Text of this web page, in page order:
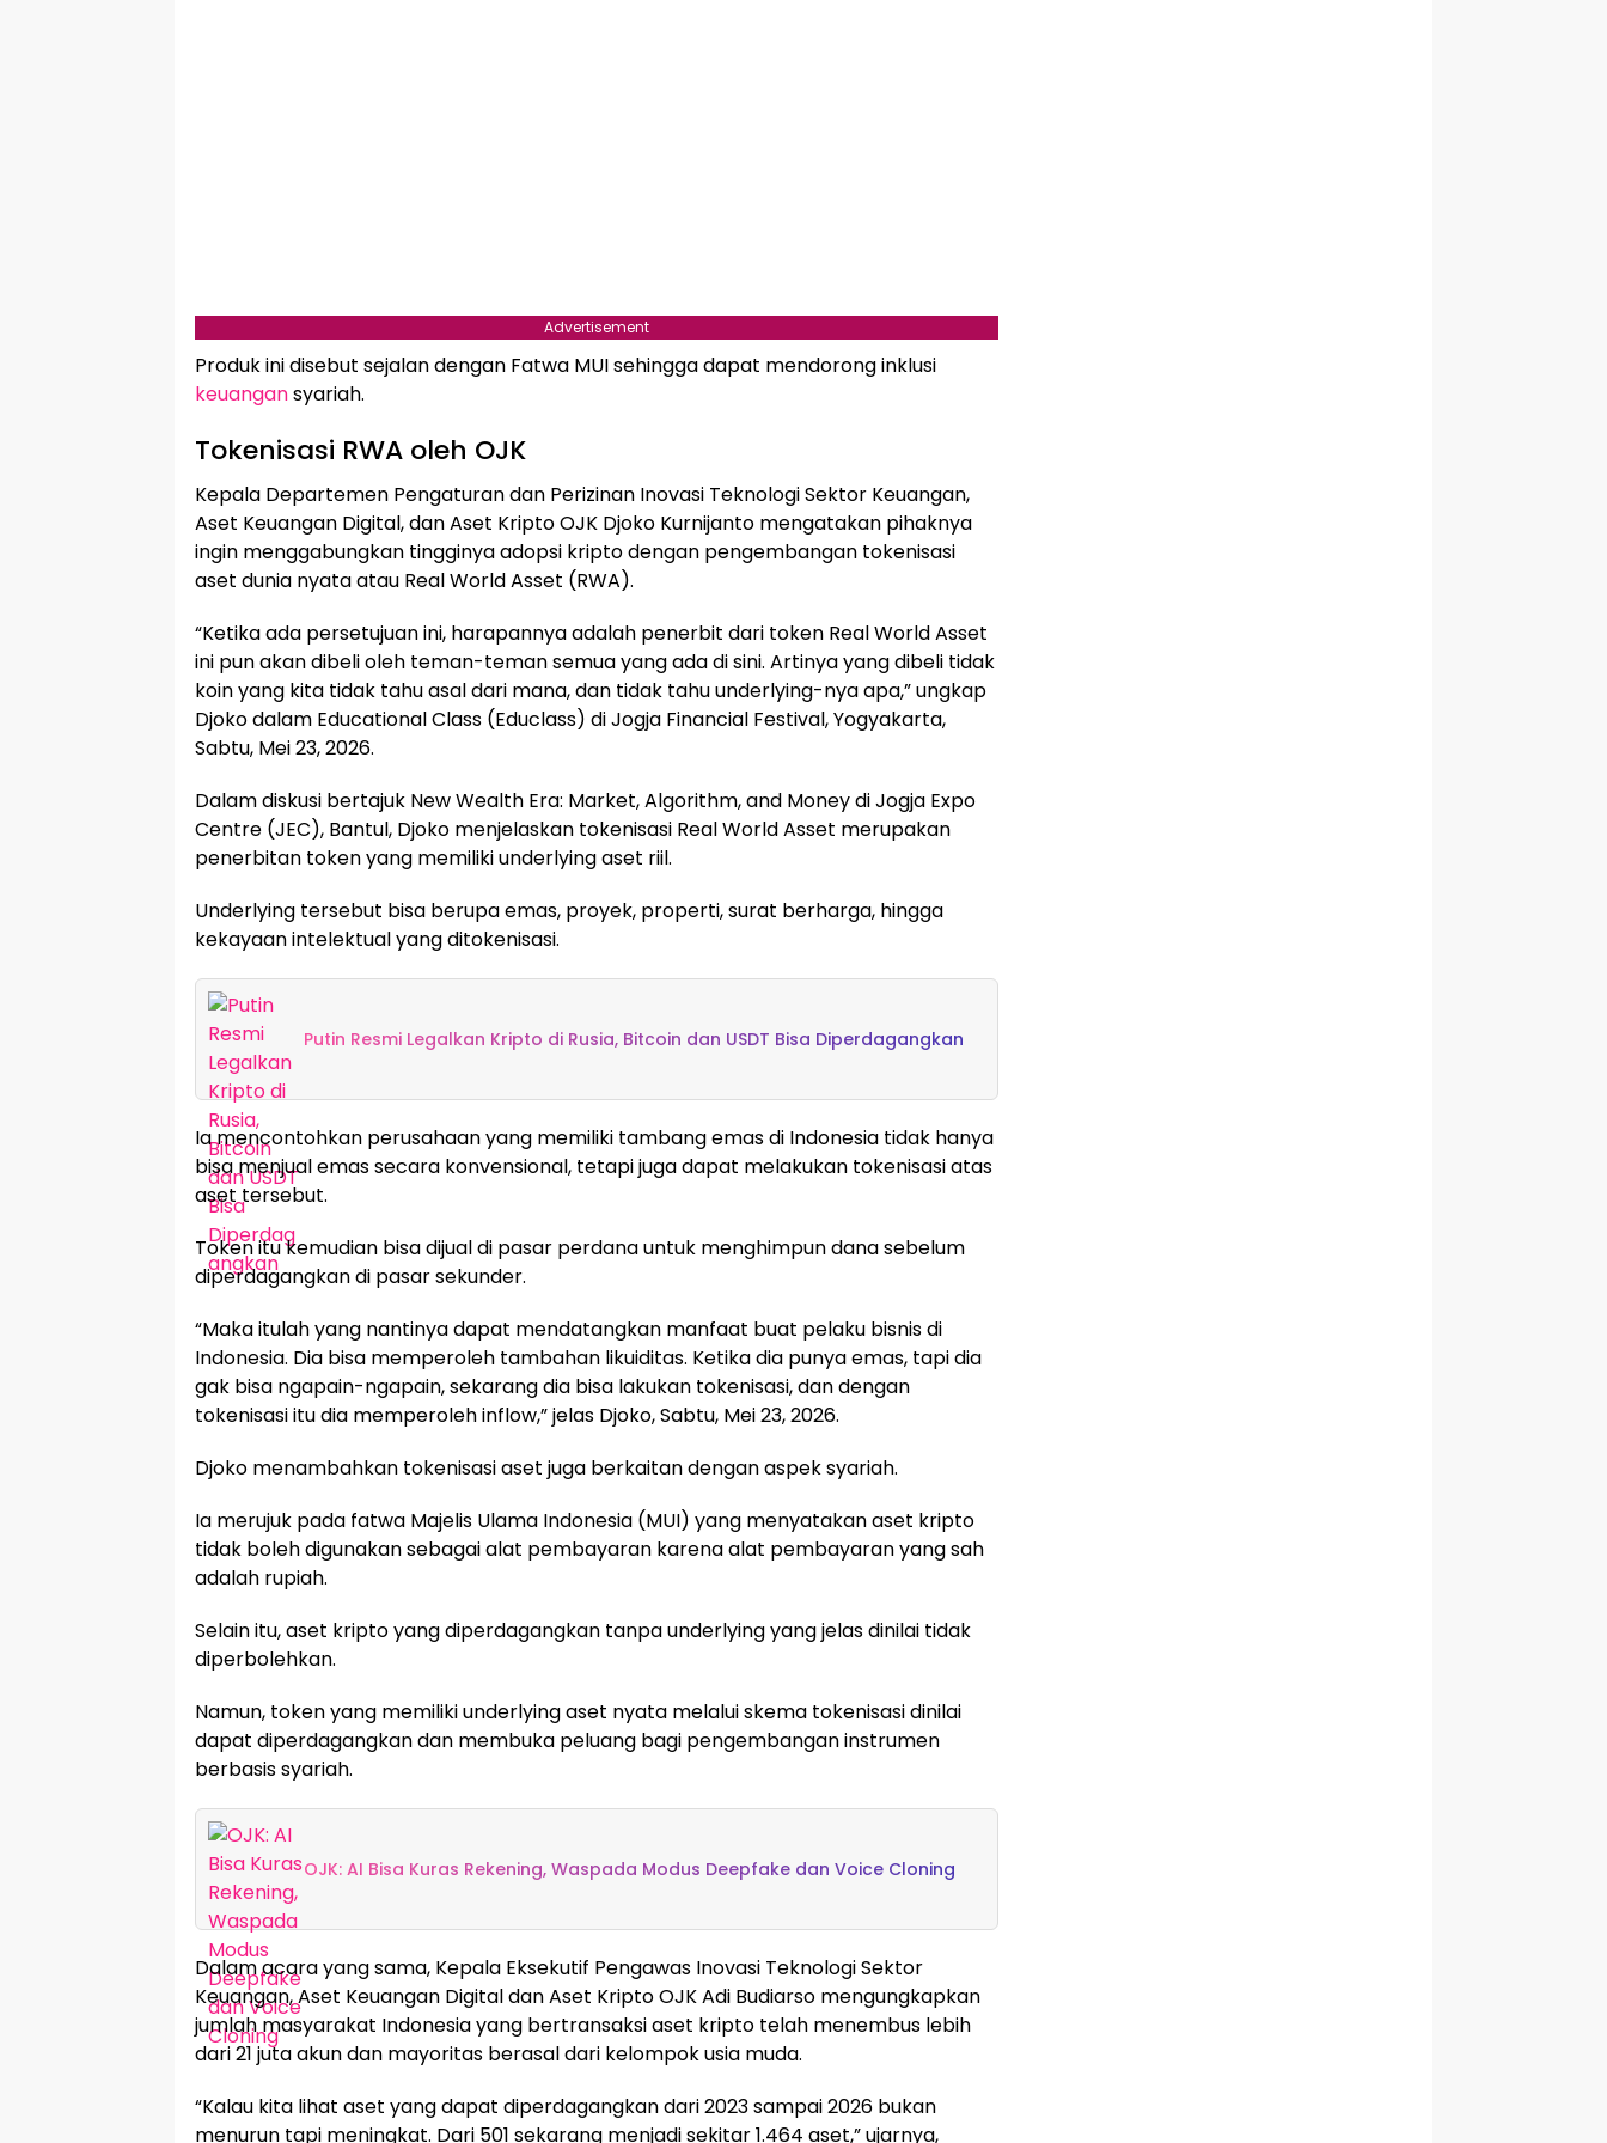
Advertisement
Produk ini disebut sejalan dengan Fatwa MUI sehingga dapat mendorong inklusi
keuangansyariah.
Tokenisasi RWA oleh OJK
Kepala Departemen Pengaturan dan Perizinan Inovasi Teknologi Sektor Keuangan,
Aset Keuangan Digital, dan Aset Kripto OJK Djoko Kurnijanto mengatakan pihaknya
ingin menggabungkan tingginya adopsi kripto dengan pengembangan tokenisasi
aset dunia nyata atau Real World Asset (RWA).
“Ketika ada persetujuan ini, harapannya adalah penerbit dari token Real World Asset
ini pun akan dibeli oleh teman-teman semua yang ada di sini. Artinya yang dibeli tidak
koin yang kita tidak tahu asal dari mana, dan tidak tahu underlying-nya apa,” ungkap
Djoko dalam Educational Class (Educlass) di Jogja Financial Festival, Yogyakarta,
Sabtu, Mei 23, 2026.
Dalam diskusi bertajuk New Wealth Era: Market, Algorithm, and Money di Jogja Expo
Centre (JEC), Bantul, Djoko menjelaskan tokenisasi Real World Asset merupakan
penerbitan token yang memiliki underlying aset riil.
Underlying tersebut bisa berupa emas, proyek, properti, surat berharga, hingga
kekayaan intelektual yang ditokenisasi.
Putin Resmi Legalkan Kripto di Rusia, Bitcoin dan USDT Bisa Diperdagangkan
Ia mencontohkan perusahaan yang memiliki tambang emas di Indonesia tidak hanya
bisa menjual emas secara konvensional, tetapi juga dapat melakukan tokenisasi atas
aset tersebut.
Token itu kemudian bisa dijual di pasar perdana untuk menghimpun dana sebelum
diperdagangkan di pasar sekunder.
“Maka itulah yang nantinya dapat mendatangkan manfaat buat pelaku bisnis di
Indonesia. Dia bisa memperoleh tambahan likuiditas. Ketika dia punya emas, tapi dia
gak bisa ngapain-ngapain, sekarang dia bisa lakukan tokenisasi, dan dengan
tokenisasi itu dia memperoleh inflow,” jelas Djoko, Sabtu, Mei 23, 2026.
Djoko menambahkan tokenisasi aset juga berkaitan dengan aspek syariah.
Ia merujuk pada fatwa Majelis Ulama Indonesia (MUI) yang menyatakan aset kripto
tidak boleh digunakan sebagai alat pembayaran karena alat pembayaran yang sah
adalah rupiah.
Selain itu, aset kripto yang diperdagangkan tanpa underlying yang jelas dinilai tidak
diperbolehkan.
Namun, token yang memiliki underlying aset nyata melalui skema tokenisasi dinilai
dapat diperdagangkan dan membuka peluang bagi pengembangan instrumen
berbasis syariah.
OJK: AI Bisa Kuras Rekening, Waspada Modus Deepfake dan Voice Cloning
Dalam acara yang sama, Kepala Eksekutif Pengawas Inovasi Teknologi Sektor
Keuangan, Aset Keuangan Digital dan Aset Kripto OJK Adi Budiarso mengungkapkan
jumlah masyarakat Indonesia yang bertransaksi aset kripto telah menembus lebih
dari 21 juta akun dan mayoritas berasal dari kelompok usia muda.
“Kalau kita lihat aset yang dapat diperdagangkan dari 2023 sampai 2026 bukan
menurun tapi meningkat. Dari 501 sekarang menjadi sekitar 1.464 aset,” ujarnya,